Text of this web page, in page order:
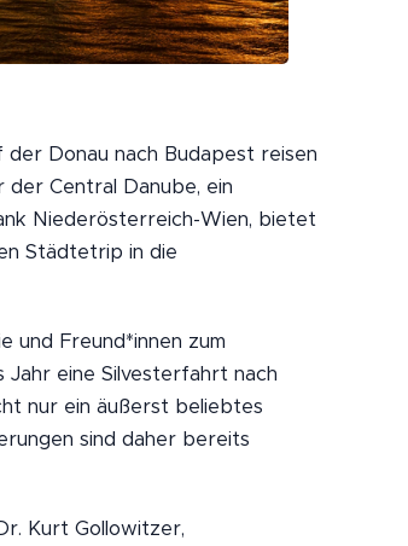
der Donau nach Budapest reisen
der Central Danube, ein
Niederösterreich-Wien, bietet
Städtetrip in die
und Freund*innen zum
eine Silvesterfahrt nach
nur ein äußerst beliebtes
sind daher bereits
Kurt Gollowitzer,